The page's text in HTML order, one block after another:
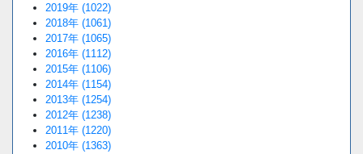
2019年 (1022)
2018年 (1061)
2017年 (1065)
2016年 (1112)
2015年 (1106)
2014年 (1154)
2013年 (1254)
2012年 (1238)
2011年 (1220)
2010年 (1363)